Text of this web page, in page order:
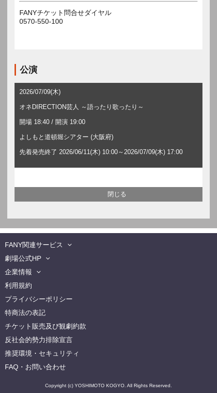
FANYチケット問合せダイヤル
0570-550-100
公演
2026/07/09(木)
オネDIRECTION芸人 ～語ったり歌ったり～
開場 18:40 / 開演 19:00
よしもと道頓堀シアター (大阪府)
先着発売終了 2026/06/11(木) 10:00～2026/07/09(木) 17:00
FANY関連サービス
劇場公式HP
企業情報
利用規約
プライバシーポリシー
特商法の表記
チケット販売及び観劇約款
反社会的勢力排除宣言
推奨環境・セキュリティ
FAQ・お問い合わせ
Copyright (c) YOSHIMOTO KOGYO. All Rights Reserved.